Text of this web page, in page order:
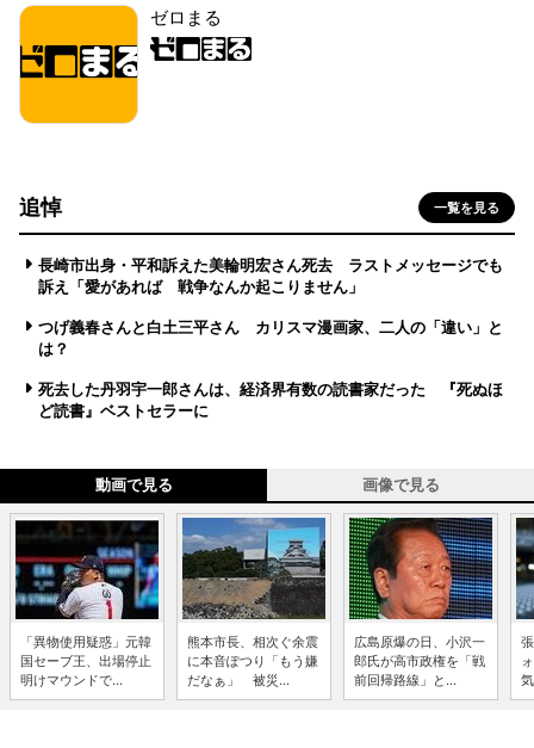
ゼロまる
追悼 一覧を見る
長崎市出身・平和訴えた美輪明宏さん死去 ラストメッセージでも
訴え「愛があれば 戦争なんか起こりません」
つげ義春さんと白土三平さん カリスマ漫画家、二人の「違い」と
は？
死去した丹羽宇一郎さんは、経済界有数の読書家だった 『死ぬほ
ど読書』ベストセラーに
動画で見る 画像で見る
「異物使用疑惑」元韓
国セーブ王、出場停止
明けマウンドで...
熊本市長、相次ぐ余震
に本音ぽつり「もう嫌
だなぁ」 被災...
広島原爆の日、小沢一
郎氏が高市政権を「戦
前回帰路線」と...